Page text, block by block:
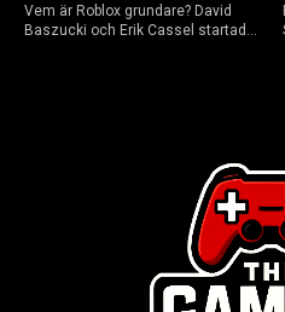
Vem är Roblox grundare? David
Baszucki och Erik Cassel startade